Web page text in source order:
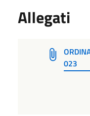
Allegati
023